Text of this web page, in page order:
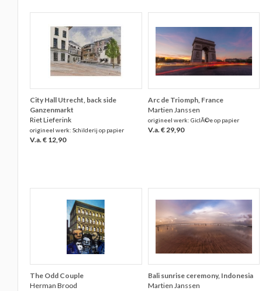
City Hall Utrecht, back side
Ganzenmarkt
Riet Lieferink
origineel werk: Schilderij op papier
V.a. € 12,90
Arc de Triomph, France
Martien Janssen
origineel werk: GiclÃ©e op papier
V.a. € 29,90
The Odd Couple
Herman Brood
Bali sunrise ceremony, Indonesia
Martien Janssen